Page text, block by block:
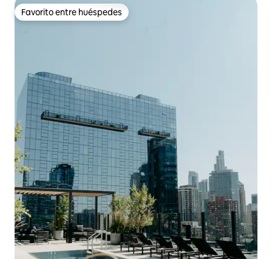
Favorito entre huéspedes
Favorito entre huéspedes